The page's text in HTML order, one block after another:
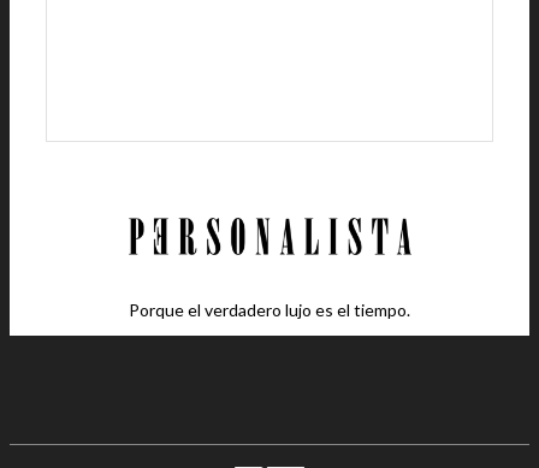
Porque el verdadero lujo es el tiempo.